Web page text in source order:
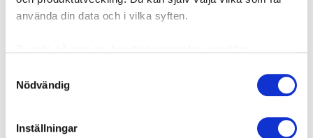
använda din data och i vilka syften.
Du kan ändra eller dra tillbaka ditt samtycke när som
Vi använder enhetsidentifierare för att anpassa innehållet
Nödvändig
Inställningar
fått fel råd på BVC och symtomen har blivit värre. På